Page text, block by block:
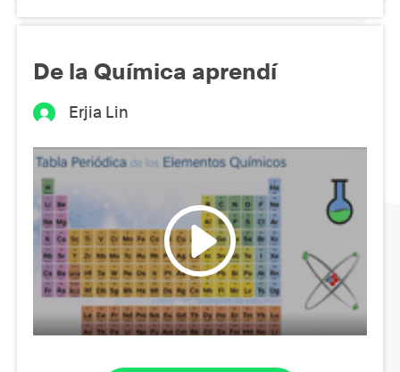
De la Química aprendí
Erjia Lin